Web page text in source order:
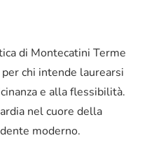
di Montecatini Terme
chi intende laurearsi
e alla flessibilità.
nel cuore della
moderno.